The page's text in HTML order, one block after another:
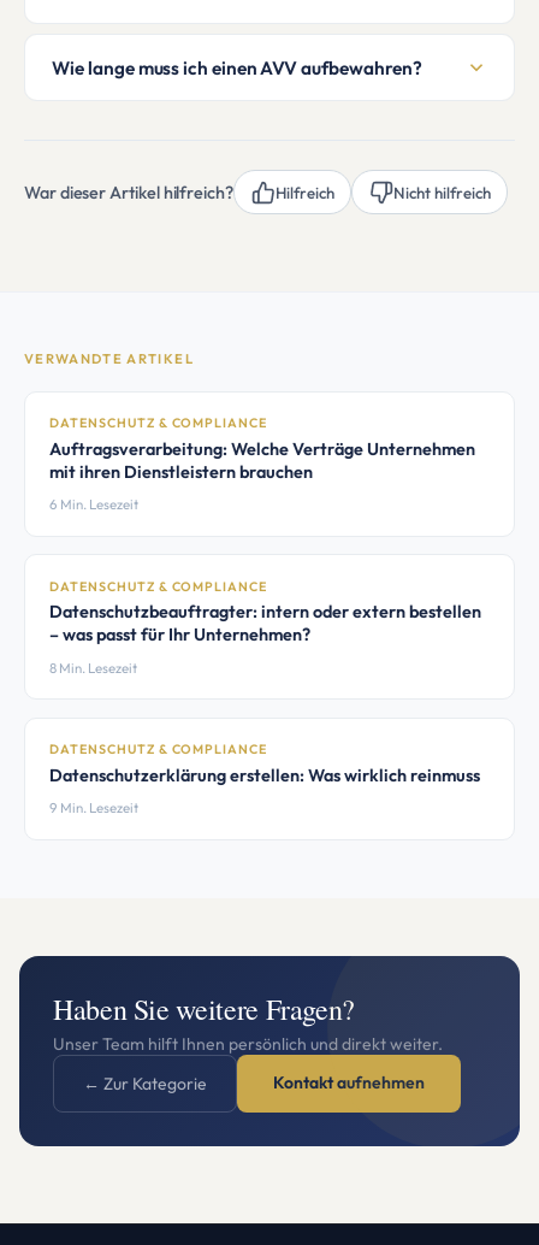
Wie lange muss ich einen AVV aufbewahren?
War dieser Artikel hilfreich? Hilfreich Nicht hilfreich
VERWANDTE ARTIKEL
DATENSCHUTZ & COMPLIANCE
Auftragsverarbeitung: Welche Verträge Unternehmen
mit ihren Dienstleistern brauchen
6 Min. Lesezeit
DATENSCHUTZ & COMPLIANCE
Datenschutzbeauftragter: intern oder extern bestellen
– was passt für Ihr Unternehmen?
8 Min. Lesezeit
DATENSCHUTZ & COMPLIANCE
Datenschutzerklärung erstellen: Was wirklich reinmuss
9 Min. Lesezeit
Haben Sie weitere Fragen?
Unser Team hilft Ihnen persönlich und direkt weiter.
← Zur Kategorie
Kontakt aufnehmen